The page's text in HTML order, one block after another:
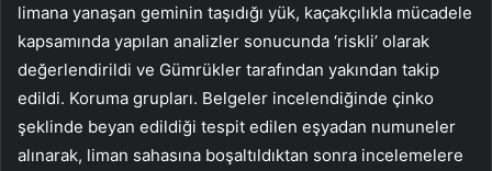
limana yanaşan geminin taşıdığı yük, kaçakçılıkla mücadele
kapsamında yapılan analizler sonucunda ‘riskli’ olarak
değerlendirildi ve Gümrükler tarafından yakından takip
edildi. Koruma grupları. Belgeler incelendiğinde çinko
şeklinde beyan edildiği tespit edilen eşyadan numuneler
alınarak, liman sahasına boşaltıldıktan sonra incelemelere